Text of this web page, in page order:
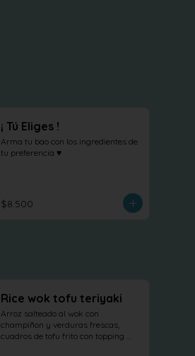
¡ Tú Eliges !
Arma tu bao con los ingredientes de
tu preferencia ♥
$8.500
Rice wok tofu teriyaki
Arroz salteado al wok con
champiñon y verduras frescas,
cuadros de tofu frito con topping